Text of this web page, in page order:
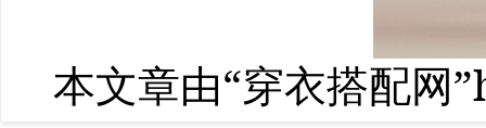
本文章由“穿衣搭配